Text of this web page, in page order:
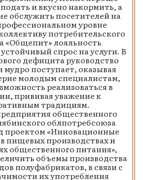
и вкусно накормить, а
обслужить посетителей на
уровне
потребительского
«Общепит» лояльность
спрос на услуги. В
дефицита руководство
мудро поступает, оказывая
молодым специалистам,
реализоваться в
прививая уважение к
традициям.
общественного
облпотребсоюза
проектом «Инновационные
пищевых производствах и
общественного питания»,
объемы производства
полуфабрикатов, в связи с
их употребления